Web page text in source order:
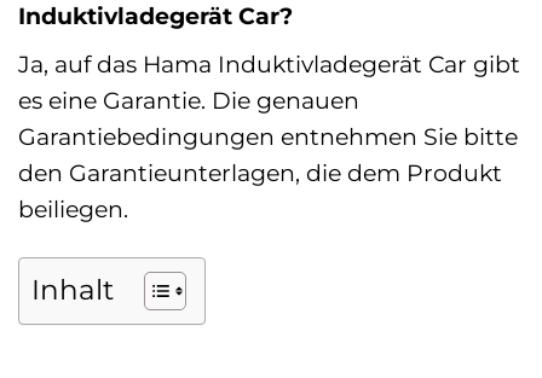
Induktivladegerät Car?
Ja, auf das Hama Induktivladegerät Car gibt
es eine Garantie. Die genauen
Garantiebedingungen entnehmen Sie bitte
den Garantieunterlagen, die dem Produkt
beiliegen.
Inhalt